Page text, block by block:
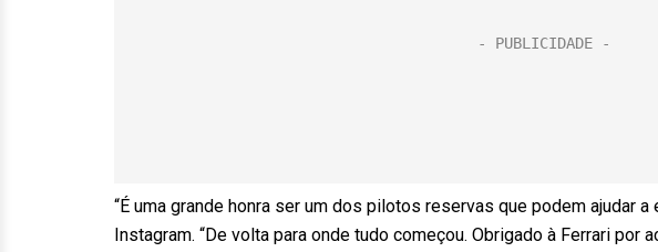
“É uma grande honra ser um dos pilotos reservas que podem ajudar
Instagram. “De volta para onde tudo começou. Obrigado à Ferrari por